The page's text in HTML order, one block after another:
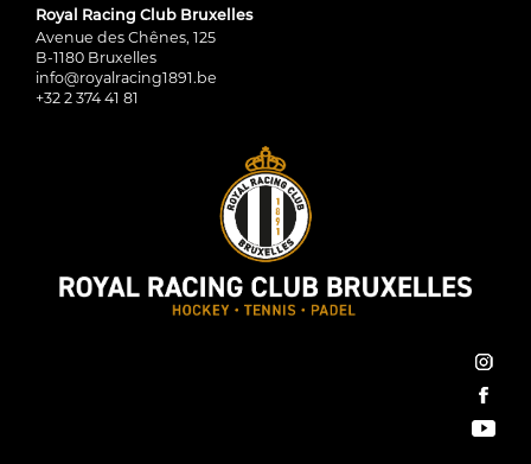
Royal Racing Club Bruxelles
Avenue des Chênes, 125
B-1180 Bruxelles
info@royalracing1891.be
+32 2 374 41 81